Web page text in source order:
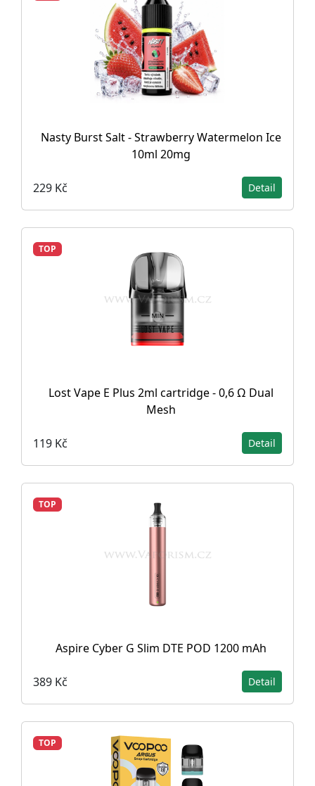
Nasty Burst Salt - Strawberry Watermelon Ice
10ml 20mg
229 Kč Detail
TOP
Lost Vape E Plus 2ml cartridge - 0,6 Ω Dual
Mesh
119 Kč Detail
TOP
Aspire Cyber G Slim DTE POD 1200 mAh
389 Kč Detail
TOP